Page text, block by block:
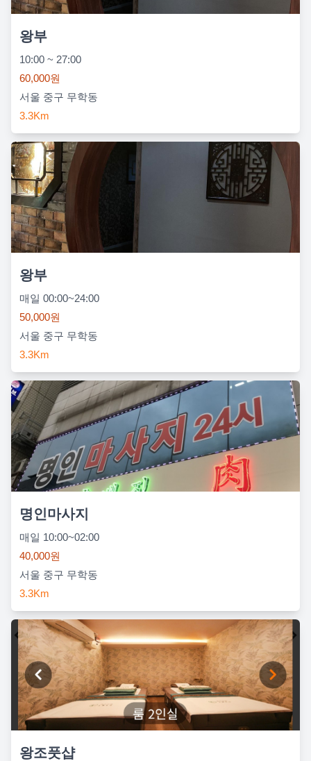
왕부
10:00 ~ 27:00
60,000원
서울 중구 무학동
3.3Km
왕부
매일 00:00~24:00
50,000원
서울 중구 무학동
3.3Km
명인마사지
매일 10:00~02:00
40,000원
서울 중구 무학동
3.3Km
왕조풋샵